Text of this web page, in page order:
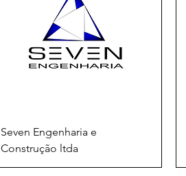
Seven Engenharia e
Construção ltda